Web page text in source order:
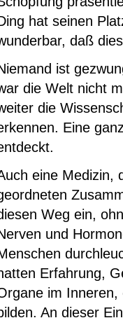
hat seinen
daß
ist
die Welt nicht
die
Eine
eine Medizin,
Weg ein,
und
Erfahrung,
im Inneren,
An dieser